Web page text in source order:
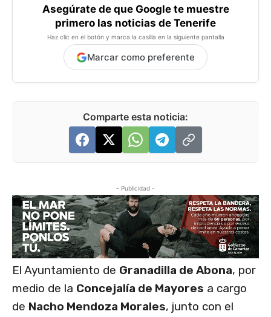
Asegúrate de que Google te muestre
primero las noticias de Tenerife
Haz clic en el botón y marca la casilla en la siguiente pantalla
Marcar como preferente
Comparte esta noticia:
- Publicidad -
El Ayuntamiento de Granadilla de Abona, por
medio de la Concejalía de Mayores a cargo
de Nacho Mendoza Morales, junto con el